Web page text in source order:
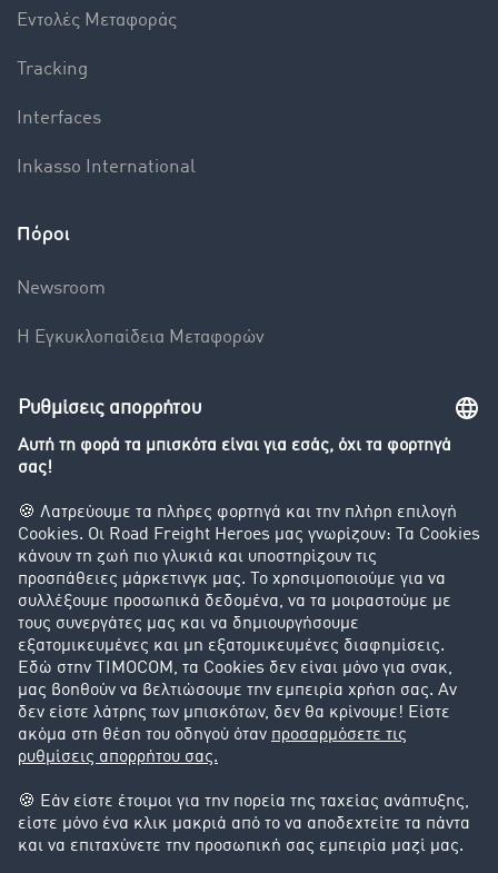
Εντολές Mεταφοράς
Tracking
Interfaces
Inkasso International
Πόροι
Newsroom
Η Εγκυκλοπαίδεια Mεταφορών
Διερεύνηση της ανταλλαγής φορτίων
Εταιρεία
Οι πελάτες προσελκύουν πελάτες
Success Stories
Υποστήριξη
Υποστήριξη
Νομικά
Στοιχεία έκδοσης
Γενικοί Όροι Συναλλαγών